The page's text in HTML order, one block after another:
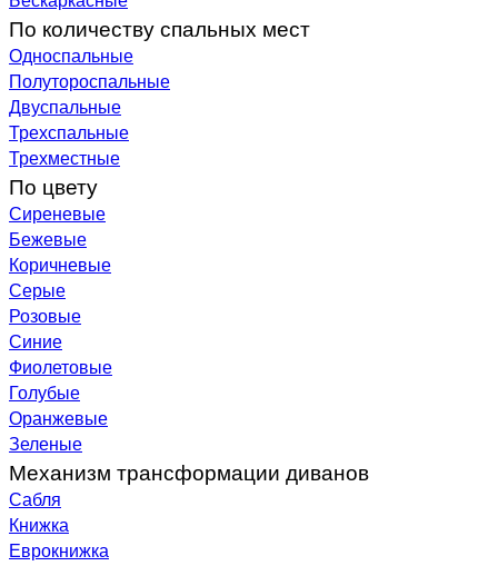
По количеству спальных мест
Односпальные
Полутороспальные
Двуспальные
Трехспальные
Трехместные
По цвету
Сиреневые
Бежевые
Коричневые
Серые
Розовые
Синие
Фиолетовые
Голубые
Оранжевые
Зеленые
Механизм трансформации диванов
Сабля
Книжка
Еврокнижка